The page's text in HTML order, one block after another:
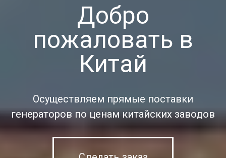
Добро
пожаловать в
Китай
Осуществляем прямые поставки
генераторов по ценам китайских заводов